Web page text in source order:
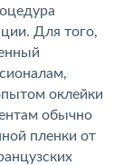
Для того,
оклейки
обычно
пленки от